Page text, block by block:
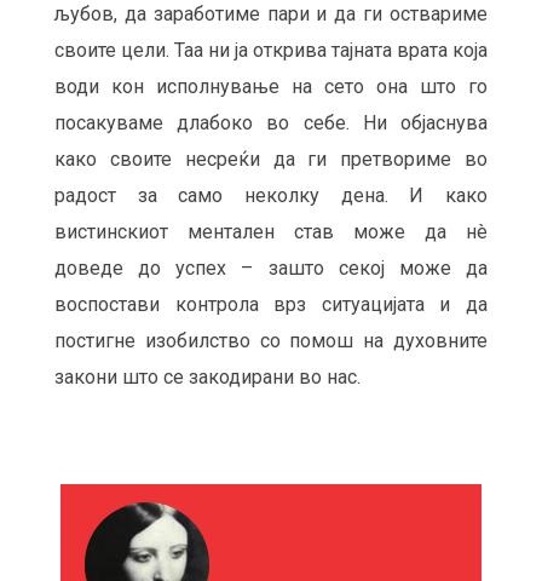
љубов, да заработиме пари и да ги оствариме
своите цели. Таа ни ја открива тајната врата која
води кон исполнување на сето она што го
посакуваме длабоко во себе. Ни објаснува
како своите несреќи да ги претвориме во
радост за само неколку дена. И како
вистинскиот ментален став може да нè
доведе до успех – зашто секој може да
воспостави контрола врз ситуацијата и да
постигне изобилство со помош на духовните
закони што се закодирани во нас.